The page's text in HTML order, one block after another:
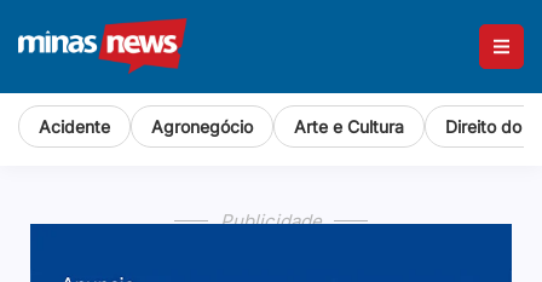
Acidente Agronegócio Arte e Cultura Direito do
Publicidade